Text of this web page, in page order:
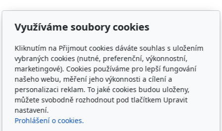
Adresa
Irish Cob the Czech Republic, z.s.
IČ 22852778
Bankovní spojení: 2001874788/2010
Kontakt
Využíváme soubory cookies
Kliknutím na Přijmout cookies dáváte souhlas s uložením
vybraných cookies (nutné, preferenční, výkonnostní,
marketingové). Cookies používáme pro lepší fungování
našeho webu, měření jeho výkonnosti a cílení a
personalizaci reklam. To jaké cookies budou uloženy,
můžete svobodně rozhodnout pod tlačítkem Upravit
nastavení.
Prohlášení o cookies.